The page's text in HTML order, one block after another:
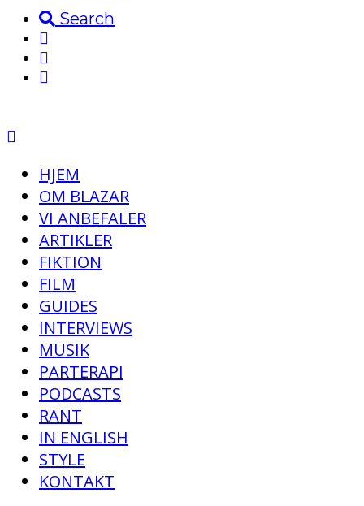
Search
HJEM
OM BLAZAR
VI ANBEFALER
ARTIKLER
FIKTION
FILM
GUIDES
INTERVIEWS
MUSIK
PARTERAPI
PODCASTS
RANT
IN ENGLISH
STYLE
KONTAKT